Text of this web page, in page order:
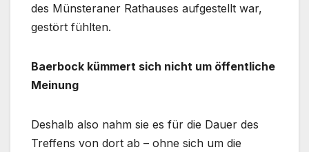
des Münsteraner Rathauses aufgestellt war,
gestört fühlten.
Baerbock kümmert sich nicht um öffentliche
Meinung
Deshalb also nahm sie es für die Dauer des
Treffens von dort ab – ohne sich um die